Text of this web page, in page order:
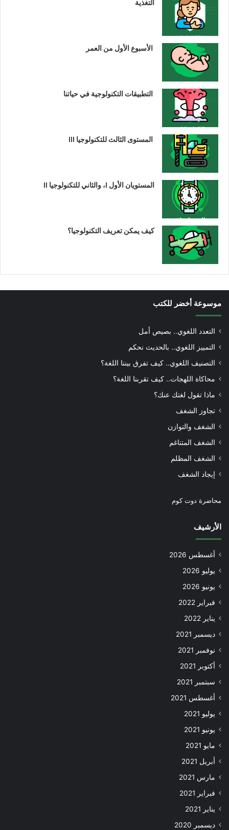
التغذية
الأسبوع الأول من العمر
التطبيقات التكنولوجية في حياتنا
المستوى الثالث للتكنولوجيا III
المستويان الأول I، والثاني للتكنولوجيا II
كيف يمكن تعريف التكنولوجيا؟
موسوعة أخضر للكتب
التعدد اللغوي.. بصيص أمل
التمييز اللغوي.. بالحديث نحكم
التصنيف اللغوي.. كيف تفرق بيننا اللغة؟
محاكاة اللهجات.. كيف تقربنا اللغة؟
ماذا تقول لغتك عنك؟
تجاوز الشغف
الشغف والتوازن
الشغف المتناغم
الشغف المظلم
إيجاد الشغف
محاضرة دوت كوم
الأرشيف
أغسطس 2026
يوليو 2026
يونيو 2026
فبراير 2022
يناير 2022
ديسمبر 2021
نوفمبر 2021
أكتوبر 2021
سبتمبر 2021
أغسطس 2021
يوليو 2021
يونيو 2021
مايو 2021
أبريل 2021
مارس 2021
فبراير 2021
يناير 2021
ديسمبر 2020